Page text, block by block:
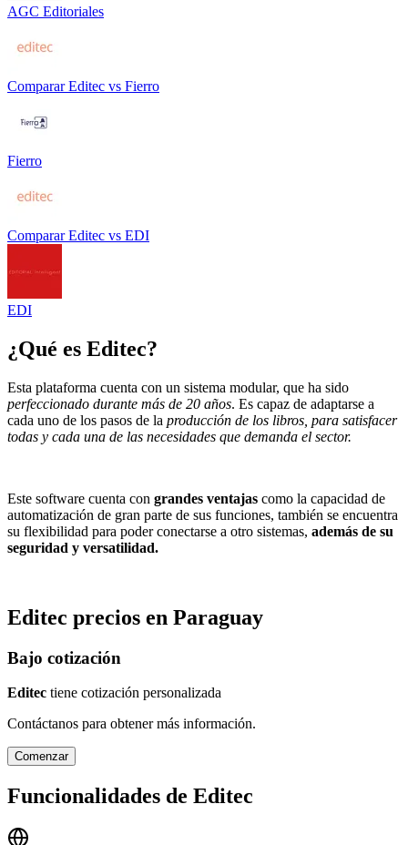
AGC Editoriales
Comparar Editec vs Fierro
Fierro
Comparar Editec vs EDI
EDI
¿Qué es Editec?
Esta plataforma cuenta con un sistema modular, que ha sido
perfeccionado durante más de 20 años. Es capaz de adaptarse a
cada uno de los pasos de la producción de los libros, para satisfacer
todas y cada una de las necesidades que demanda el sector.
Este software cuenta con grandes ventajas como la capacidad de
automatización de gran parte de sus funciones, también se encuentra
su flexibilidad para poder conectarse a otro sistemas, además de su
seguridad y versatilidad.
Editec precios en Paraguay
Bajo cotización
Editec tiene cotización personalizada
Contáctanos para obtener más información.
Comenzar
Funcionalidades de Editec